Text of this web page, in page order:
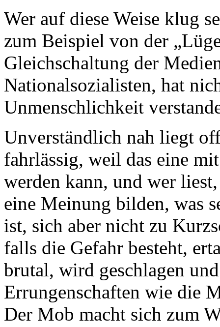
Wer auf diese Weise klug
zum Beispiel von der
Gleichschaltung der
Nationalsozialisten, hat
Unmenschlichkeit
Unverständlich nah liegt
fahrlässig, weil das eine
werden kann, und wer
eine Meinung bilden, was
ist, sich aber nicht zu
falls die Gefahr besteht,
brutal, wird geschlagen
Errungenschaften wie die
Der Mob macht sich zum